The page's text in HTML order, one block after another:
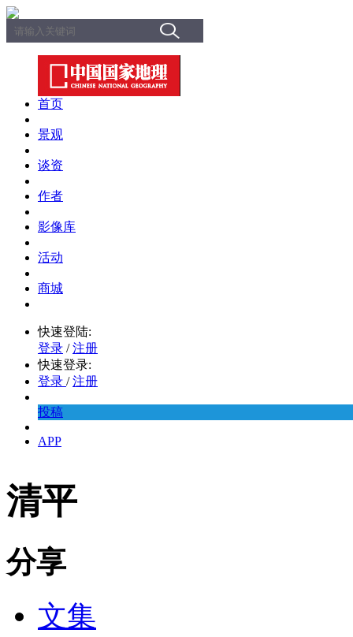
首页
景观
谈资
作者
影像库
活动
商城
快速登陆:
登录 / 注册
快速登录:
登录 / 注册
投稿
APP
清平
分享
文集